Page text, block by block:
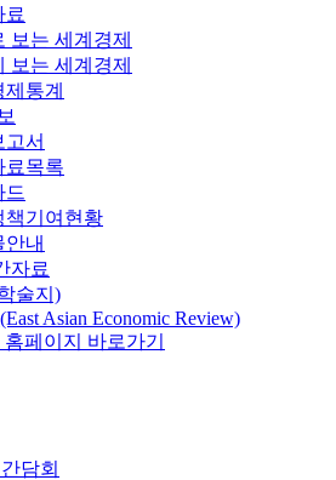
료
보는 세계경제
보는 세계경제
통계
고서
료목록
드
책기여현황
안내
자료
술지)
Asian Economic Review)
페이지 바로가기
담회